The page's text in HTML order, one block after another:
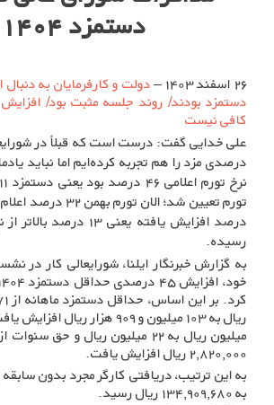
دستمزد ۱۴۰۴
۲۶ اسفند ۱۴۰۳ –
کافی نیست
درصدی مزد را هم تجربه کرده‌ایم اما نباید
درصد افزایش یافته یعنی
رسیده.
به گزارش خبرنگار ایلنا، شورایعالی کار در
۲,۸۲۰,۰۰۰ ریال افزایش یافت.
به ۱۳۴,۹۰۹,۶۸۰ ریال رسید.